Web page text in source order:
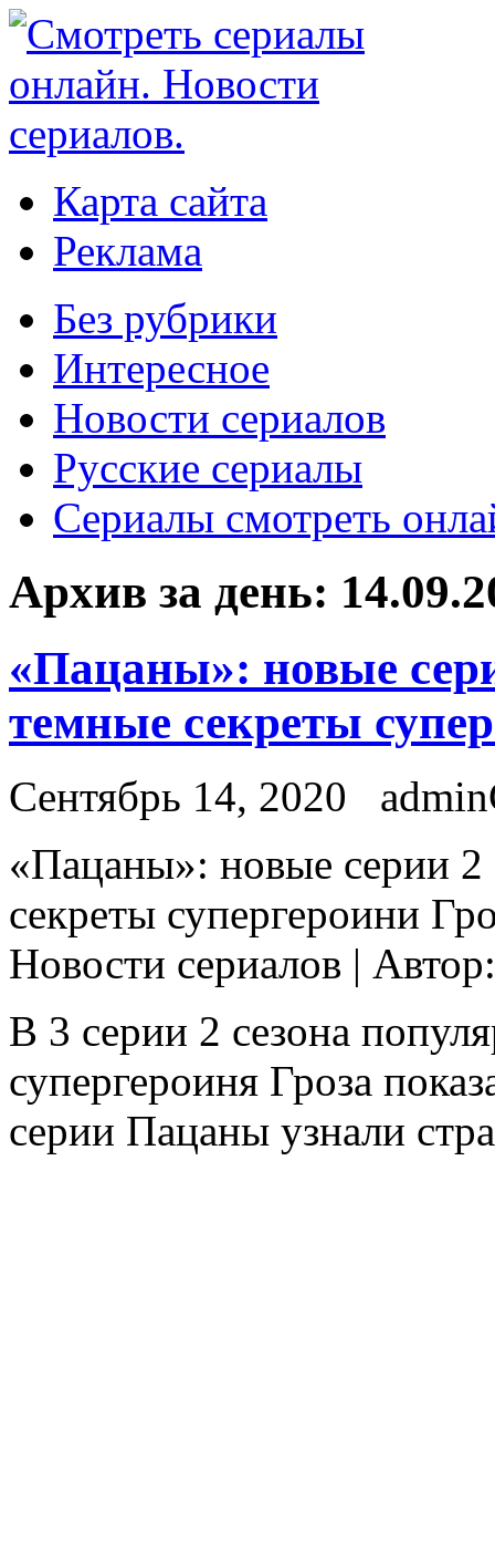
Карта сайта
Реклама
Без рубрики
Интересное
Новости сериалов
Русские сериалы
Сериалы смотреть
Архив за день:
«Пацаны»: новые
темные секреты
Сентябрь 14, 2020
«Пaцaны»: нoвыe сeрии 2
секреты супергероини
Новости сериалов |
В 3 серии 2 сезона
супергероиня Гроза
серии Пацаны узнали